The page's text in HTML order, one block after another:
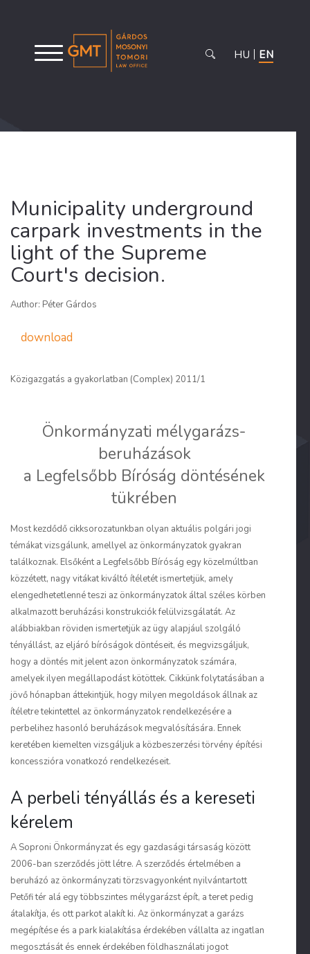
HU EN
Municipality underground
carpark investments in the
light of the Supreme
Court's decision.
Author: Péter Gárdos
download
Közigazgatás a gyakorlatban (Complex) 2011/1
Önkormányzati mélygarázs-
beruházások
a Legfelsőbb Bíróság döntésének
tükrében
Most kezdődő cikksorozatunkban olyan aktuális polgári jogi
témákat vizsgálunk, amellyel az önkormányzatok gyakran
találkoznak. Elsőként a Legfelsőbb Bíróság egy közelmúltban
közzétett, nagy vitákat kiváltó ítéletét ismertetjük, amely
elengedhetetlenné teszi az önkormányzatok által széles körben
alkalmazott beruházási konstrukciók felülvizsgálatát. Az
alábbiakban röviden ismertetjük az ügy alapjául szolgáló
tényállást, az eljáró bíróságok döntéseit, és megvizsgáljuk,
hogy a döntés mit jelent azon önkormányzatok számára,
amelyek ilyen megállapodást kötöttek. Cikkünk folytatásában a
jövő hónapban áttekintjük, hogy milyen megoldások állnak az
ítéletre tekintettel az önkormányzatok rendelkezésére a
perbelihez hasonló beruházások megvalósítására. Ennek
keretében kiemelten vizsgáljuk a közbeszerzési törvény építési
koncesszióra vonatkozó rendelkezéseit.
A perbeli tényállás és a kereseti
kérelem
A Soproni Önkormányzat és egy gazdasági társaság között
2006-ban szerződés jött létre. A szerződés értelmében a
beruházó az önkormányzati törzsvagyonként nyilvántartott
Petőfi tér alá egy többszintes mélygarázst épít, a teret pedig
átalakítja, és ott parkot alakít ki. Az önkormányzat a garázs
megépítése és a park kialakítása érdekében vállalta az ingatlan
megosztását és ennek érdekében földhasználati jogot